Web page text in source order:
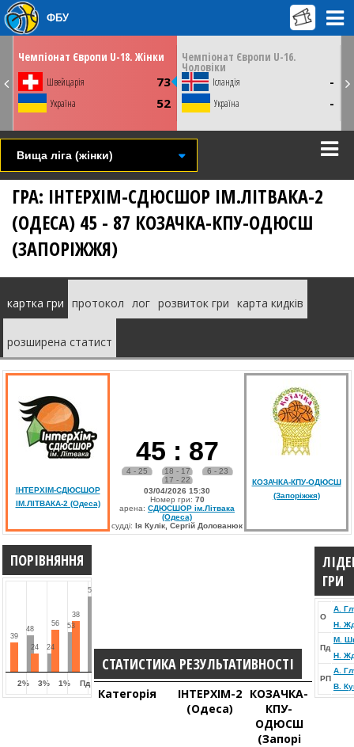
04 серпня 13:30
Тулча, Румунія
СТАТИСТИКА
Чемпіонат Європи U-18. Жінки
Швейцарія 73
Україна 52
05 серпня
Тулча, Румунія
Чемпіонат Європи U-16.
Чоловіки
Ісландія -
Україна -
ФБУ
Вища лiга (жінки)
ГРА: ІНТЕРХІМ-СДЮСШОР ІМ.ЛІТВАКА-2
(ОДЕСА) 45 - 87 КОЗАЧКА-КПУ-ОДЮСШ
(ЗАПОРІЖЖЯ)
картка гри протокол лог розвиток гри карта кидків
розширена статист
ІНТЕРХІМ-СДЮСШОР
ІМ.ЛІТВАКА-2 (Одеса)
45 : 87
4 - 25 18 - 17
6 - 23
17 - 22
03/04/2026 15:30
Номер гри: 70
арена: СДЮСШОР ім.Літвака
(Одеса)
судді: Ія Кулік, Сергій Долованюк
КОЗАЧКА-КПУ-ОДЮСШ
(Запоріжжя)
ПОРІВНЯННЯ
39
48
2%
24 24
3%
56 53
1%
38
57
Пд
СТАТИСТИКА РЕЗУЛЬТАТИВНОСТІ
Категорія
ІНТЕРХІМ-2
(Одеса)
КОЗАЧКА-
КПУ-
ОДЮСШ
(Запорі
ГРИ
О
А.
Н.
Пд
М.
Н.
РП
А.
В.